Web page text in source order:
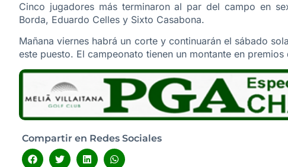
Cinco jugadores más terminaron al par del campo en
Borda, Eduardo Celles y Sixto Casabona.
Mañana viernes habrá un corte y continuarán el sábado
este puesto. El campeonato tienen un montante en
Compartir en Redes Sociales